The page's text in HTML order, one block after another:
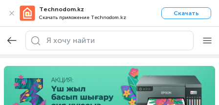
Technodom.kz
Скачать приложение Technodom.kz
Скачать